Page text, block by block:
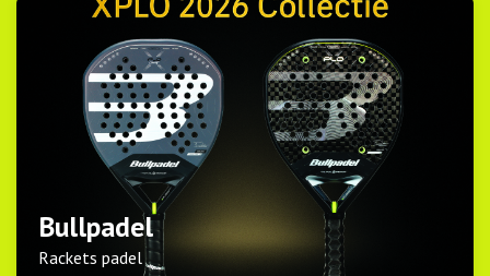
Bullpadel
Rackets padel